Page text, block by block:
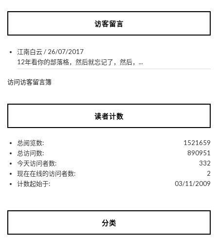
访客留言
江南白云/ 26/07/2017
12年看你的部落格，然后就忘记了，然后，...
访问访客留言簿
读者计数
1521659
总阅览数:
890951
总访问数:
332
今天访问者数:
2
现在在线的访问者数:
03/11/2009
计数起始于:
分类